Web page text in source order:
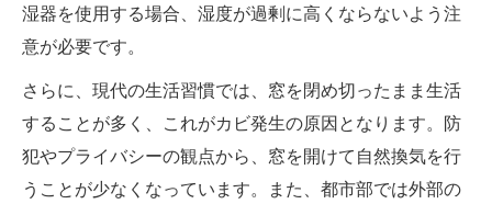
湿器を使用する場合、湿度が過剰に高くならないよう注
意が必要です。
さらに、現代の生活習慣では、窓を閉め切ったまま生活
することが多く、これがカビ発生の原因となります。防
犯やプライバシーの観点から、窓を開けて自然換気を行
うことが少なくなっています。また、都市部では外部の